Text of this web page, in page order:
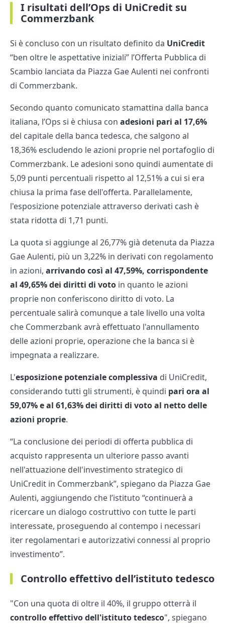
I risultati dell’Ops di UniCredit su
Commerzbank
Si è concluso con un risultato definito da UniCredit
“ben oltre le aspettative iniziali” l’Offerta Pubblica di
Scambio lanciata da Piazza Gae Aulenti nei confronti
di Commerzbank.
Secondo quanto comunicato stamattina dalla banca
italiana, l’Ops si è chiusa con adesioni pari al 17,6%
del capitale della banca tedesca, che salgono al
18,36% escludendo le azioni proprie nel portafoglio di
Commerzbank. Le adesioni sono quindi aumentate di
5,09 punti percentuali rispetto al 12,51% a cui si era
chiusa la prima fase dell'offerta. Parallelamente,
l'esposizione potenziale attraverso derivati cash è
stata ridotta di 1,71 punti.
La quota si aggiunge al 26,77% già detenuta da Piazza
Gae Aulenti, più un 3,22% in derivati con regolamento
in azioni, arrivando così al 47,59%, corrispondente
al 49,65% dei diritti di voto in quanto le azioni
proprie non conferiscono diritto di voto. La
percentuale salirà comunque a tale livello una volta
che Commerzbank avrà effettuato l'annullamento
delle azioni proprie, operazione che la banca si è
impegnata a realizzare.
L'esposizione potenziale complessiva di UniCredit,
considerando tutti gli strumenti, è quindi pari ora al
59,07% e al 61,63% dei diritti di voto al netto delle
azioni proprie.
“La conclusione dei periodi di offerta pubblica di
acquisto rappresenta un ulteriore passo avanti
nell'attuazione dell'investimento strategico di
UniCredit in Commerzbank”, spiegano da Piazza Gae
Aulenti, aggiungendo che l’istituto “continuerà a
ricercare un dialogo costruttivo con tutte le parti
interessate, proseguendo al contempo i necessari
iter regolamentari e autorizzativi connessi al proprio
investimento”.
Controllo effettivo dell’istituto tedesco
"Con una quota di oltre il 40%, il gruppo otterrà il
controllo effettivo dell'istituto tedesco", spiegano